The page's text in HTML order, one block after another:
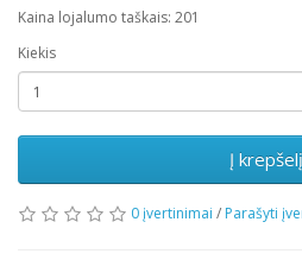
Kaina lojalumo taškais: 201
Kiekis
Į krepšelį
0 įvertinimai / Parašyti